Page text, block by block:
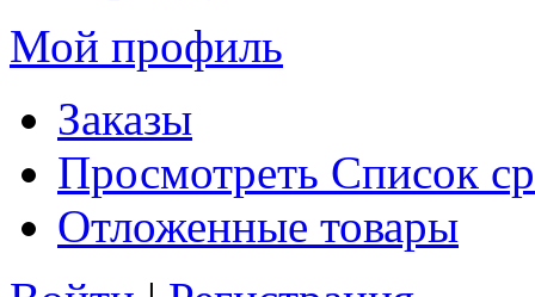
Мой профиль
Заказы
Просмотреть Список
Отложенные товары